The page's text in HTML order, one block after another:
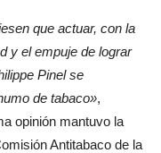
que actuar, con la
y el empuje de lograr
Pinel se
de tabaco»,
opinión mantuvo la
Antitabaco de la